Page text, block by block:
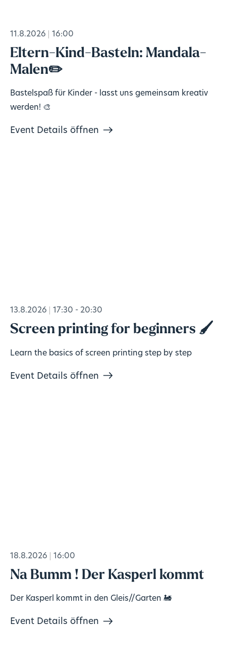
11.8.2026 16:00
Eltern-Kind-Basteln: Mandala-
Malen✏️
Bastelspaß für Kinder - lasst uns gemeinsam kreativ
werden! 🎨
Event Details öffnen
13.8.2026 17:30 - 20:30
Screen printing for beginners 🖌️
Learn the basics of screen printing step by step
Event Details öffnen
18.8.2026 16:00
Na Bumm ! Der Kasperl kommt
Der Kasperl kommt in den Gleis//Garten 🚂
Event Details öffnen